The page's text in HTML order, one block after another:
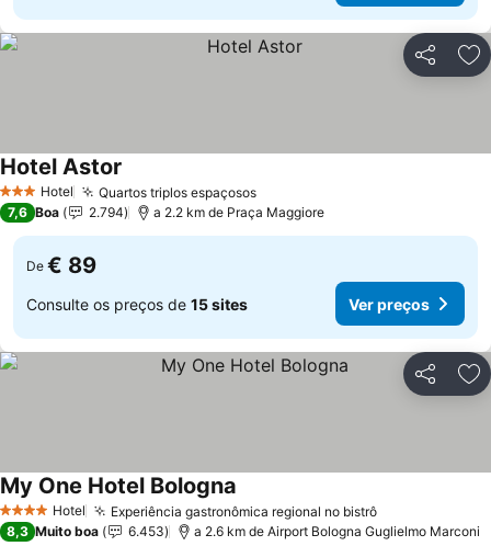
Partilhar
3 EstrelasHotel Quartos triplos espaçosos
Hotel Astor
7,6 Boa 2.794 a 2.2 km de Praça Maggiore
De € 89
Consulte os preços de 15 sites Ver preços
Partilhar
4 EstrelasHotel Experiência gastronômica regional no bistrô
My One Hotel Bologna
8,3 Muito boa 6.453 a 2.6 km de Airport Bologna Guglielmo Marconi